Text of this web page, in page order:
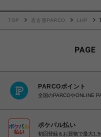
TOP 名古屋PARCO LHP
PARCOポイント
全国のPARCOやONLINE
ポケパル払い
初回登録＆お買物で最大